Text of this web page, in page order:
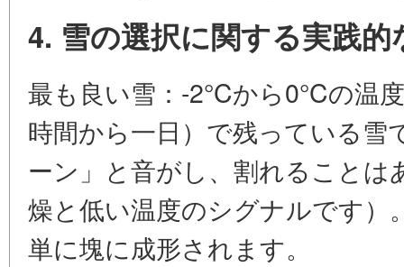
4. 雪の選択に関する実践
最も良い雪：-2°Cから0°Cの温
時間から一日）で残っている雪
ーン」と音がし、割れること
燥と低い温度のシグナルです）
単に塊に成形されます。